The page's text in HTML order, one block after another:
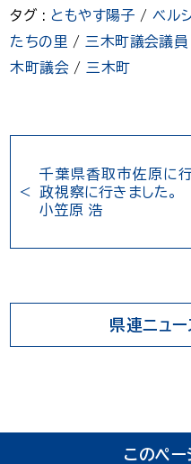
タグ : ともやす陽子 / ベル
たちの里 / 三木町議会議員
木町議会/ 三木町
千葉県香取市佐原に
政視察に行きました。
小笠原 浩
県連ニュ
このペー